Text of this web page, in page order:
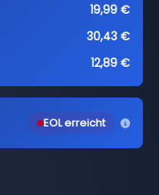
19,99 €
30,43 €
12,89 €
EOL erreicht